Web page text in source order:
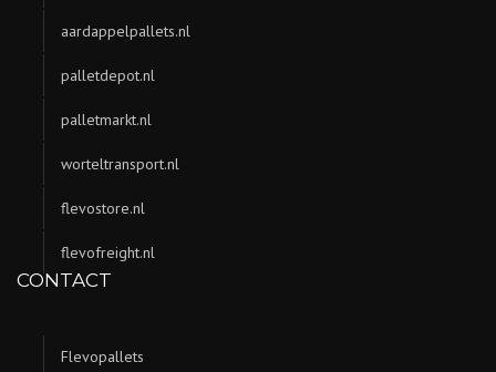
aardappelpallets.nl
palletdepot.nl
palletmarkt.nl
worteltransport.nl
flevostore.nl
flevofreight.nl
CONTACT
Flevopallets